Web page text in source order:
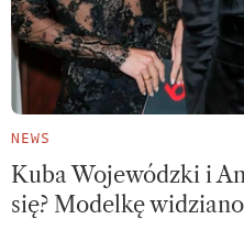
NEWS
Kuba Wojewódzki i
się? Modelkę